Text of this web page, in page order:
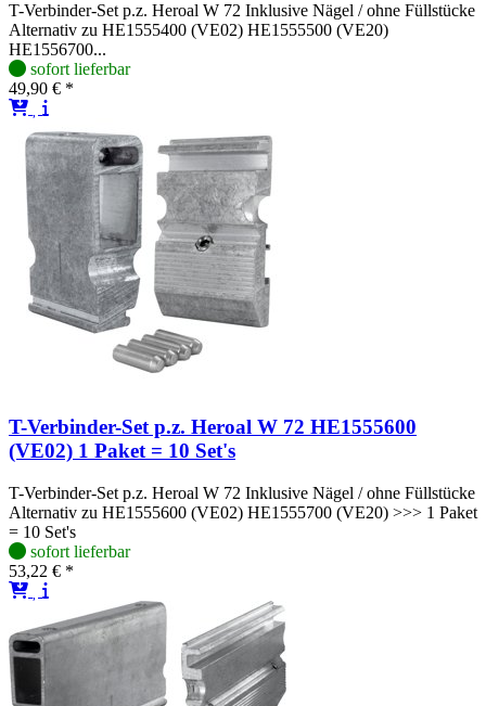
T-Verbinder-Set p.z. Heroal W 72 Inklusive Nägel / ohne Füllstücke
Alternativ zu HE1555400 (VE02) HE1555500 (VE20)
HE1556700...
sofort lieferbar
49,90 € *
T-Verbinder-Set p.z. Heroal W 72 HE1555600
(VE02) 1 Paket = 10 Set's
T-Verbinder-Set p.z. Heroal W 72 Inklusive Nägel / ohne Füllstücke
Alternativ zu HE1555600 (VE02) HE1555700 (VE20) >>> 1 Paket
= 10 Set's
sofort lieferbar
53,22 € *